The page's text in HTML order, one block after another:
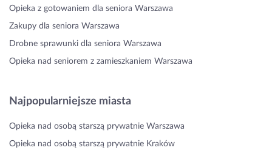
Opieka z gotowaniem dla seniora Warszawa
Zakupy dla seniora Warszawa
Drobne sprawunki dla seniora Warszawa
Opieka nad seniorem z zamieszkaniem Warszawa
Najpopularniejsze miasta
Opieka nad osobą starszą prywatnie Warszawa
Opieka nad osobą starszą prywatnie Kraków